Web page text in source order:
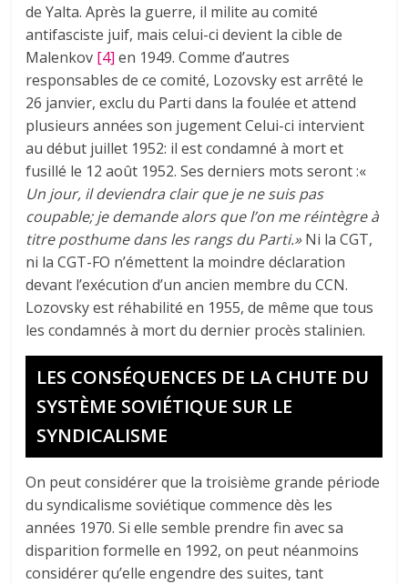
de Yalta. Après la guerre, il milite au comité
antifasciste juif, mais celui-ci devient la cible de
Malenkov [4] en 1949. Comme d’autres
responsables de ce comité, Lozovsky est arrêté le
26 janvier, exclu du Parti dans la foulée et attend
plusieurs années son jugement Celui-ci intervient
au début juillet 1952: il est condamné à mort et
fusillé le 12 août 1952. Ses derniers mots seront :«
Un jour, il deviendra clair que je ne suis pas
coupable; je demande alors que l’on me réintègre à
titre posthume dans les rangs du Parti.»Ni la CGT,
ni la CGT-FO n’émettent la moindre déclaration
devant l’exécution d’un ancien membre du CCN.
Lozovsky est réhabilité en 1955, de même que tous
les condamnés à mort du dernier procès stalinien.
LES CONSÉQUENCES DE LA CHUTE DU
SYSTÈME SOVIÉTIQUE SUR LE
SYNDICALISME
On peut considérer que la troisième grande période
du syndicalisme soviétique commence dès les
années 1970. Si elle semble prendre fin avec sa
disparition formelle en 1992, on peut néanmoins
considérer qu’elle engendre des suites, tant